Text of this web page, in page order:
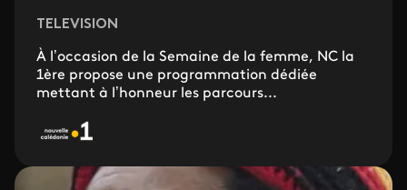
TELEVISION
À l’occasion de la Semaine de la femme, NC la
1ère propose une programmation dédiée
mettant à l’honneur les parcours...